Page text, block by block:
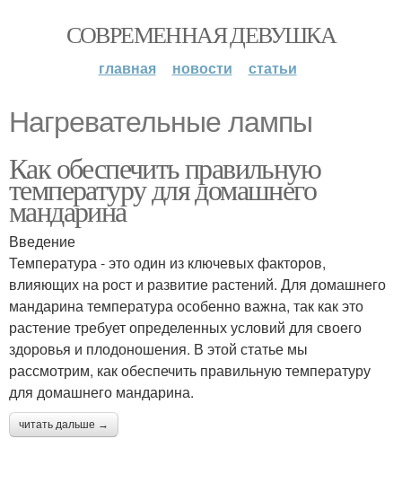
СОВРЕМЕННАЯ ДЕВУШКА
главная новости статьи
Нагревательные лампы
Как обеспечить правильную
температуру для домашнего
мандарина
Введение
Температура - это один из ключевых факторов,
влияющих на рост и развитие растений. Для домашнего
мандарина температура особенно важна, так как это
растение требует определенных условий для своего
здоровья и плодоношения. В этой статье мы
рассмотрим, как обеспечить правильную температуру
для домашнего мандарина.
читать дальше →